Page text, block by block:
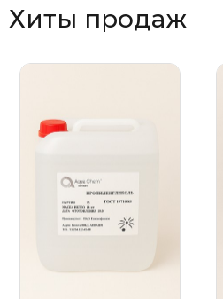
Хиты продаж